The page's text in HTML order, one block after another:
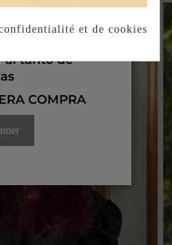
et de cookies